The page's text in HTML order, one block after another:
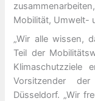
Mobilität, Umwelt-
„Wir alle wissen,
Teil der
Klimaschutzziele
Vorsitzender
Düsseldorf. „Wir